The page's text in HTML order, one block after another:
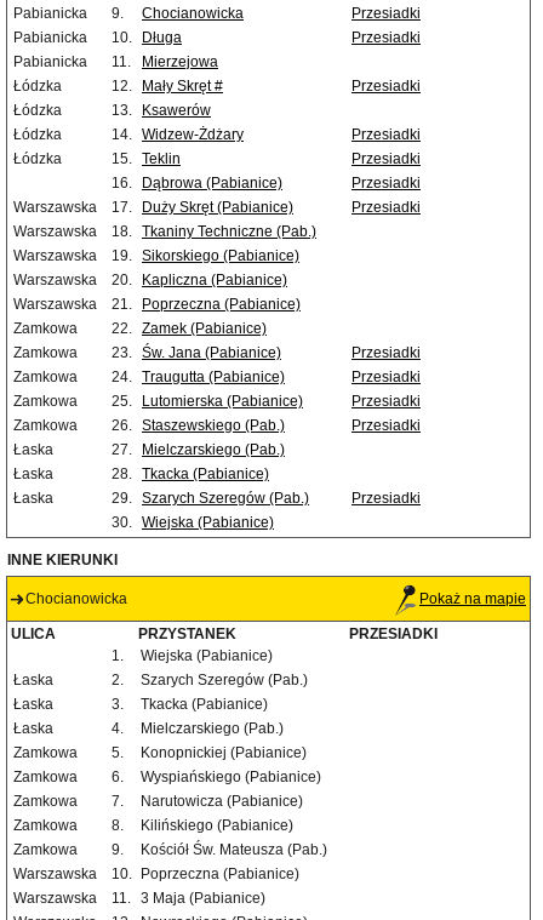
Pabianicka
9. Chocianowicka
Przesiadki
Pabianicka
10. Długa
Przesiadki
Pabianicka
11.
Mierzejowa
Łódzka
12. Mały Skręt #
Przesiadki
Łódzka
13.
Ksawerów
Łódzka
14. Widzew-Żdżary
Przesiadki
Łódzka
15. Teklin
Przesiadki
16.
Dąbrowa (Pabianice)
Przesiadki
Warszawska
17. Duży Skręt (Pabianice)
Przesiadki
Warszawska
18. Tkaniny Techniczne (Pab.)
Warszawska
19. Sikorskiego (Pabianice)
Warszawska
20.
Kapliczna (Pabianice)
Warszawska
21.
Poprzeczna (Pabianice)
Zamkowa
22. Zamek (Pabianice)
Zamkowa
23. Św. Jana (Pabianice)
Przesiadki
Zamkowa
24. Traugutta (Pabianice)
Przesiadki
Zamkowa
25. Lutomierska (Pabianice)
Przesiadki
Zamkowa
26. Staszewskiego (Pab.)
Przesiadki
Łaska
27.
Mielczarskiego (Pab.)
Łaska
28. Tkacka (Pabianice)
Łaska
29. Szarych Szeregów (Pab.)
Przesiadki
30. Wiejska (Pabianice)
INNE KIERUNKI
Chocianowicka Pokaż na mapie
ULICA PRZYSTANEK
PRZESIADKI
1.
Wiejska (Pabianice)
Łaska
2.
Szarych Szeregów (Pab.)
Łaska
3.
Tkacka (Pabianice)
Łaska
4.
Mielczarskiego (Pab.)
Zamkowa
5.
Konopnickiej (Pabianice)
Zamkowa
6.
Wyspiańskiego (Pabianice)
Zamkowa
7.
Narutowicza (Pabianice)
Zamkowa
8.
Kilińskiego (Pabianice)
Zamkowa
9.
Kościół Św. Mateusza (Pab.)
Warszawska
10.
Poprzeczna (Pabianice)
Warszawska
11. 3 Maja (Pabianice)